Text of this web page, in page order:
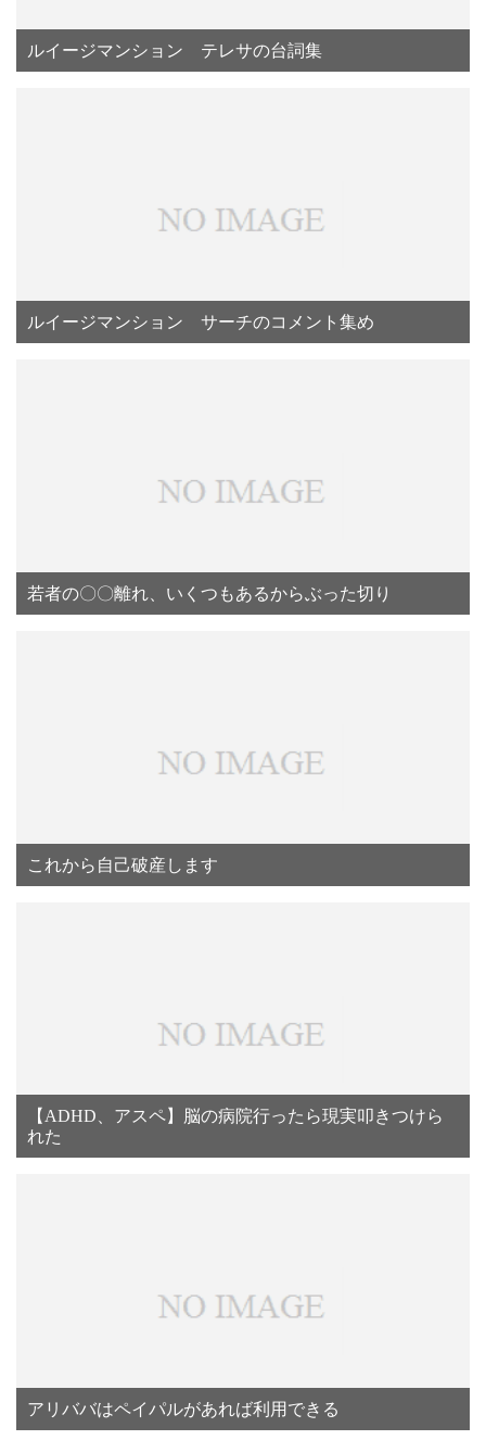
ルイージマンション テレサの台詞集
ルイージマンション サーチのコメント集め
若者の〇〇離れ、いくつもあるからぶった切り
これから自己破産します
【ADHD、アスペ】脳の病院行ったら現実叩きつけら
れた
アリババはペイパルがあれば利用できる